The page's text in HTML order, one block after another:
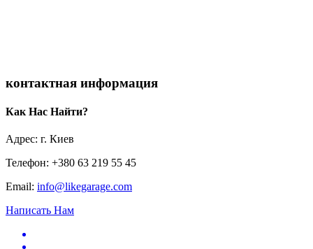
контактная информация
Как Нас Найти?
Адрес: г. Киев
Телефон: +380 63 219 55 45
Email: info@likegarage.com
Написать Нам